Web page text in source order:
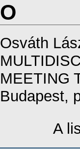
O
Osváth
MEETING
Budapest,
A